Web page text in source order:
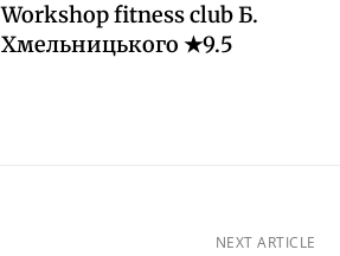
Workshop fitness club Б.
Хмельницького ★9.5
NEXT ARTICLE